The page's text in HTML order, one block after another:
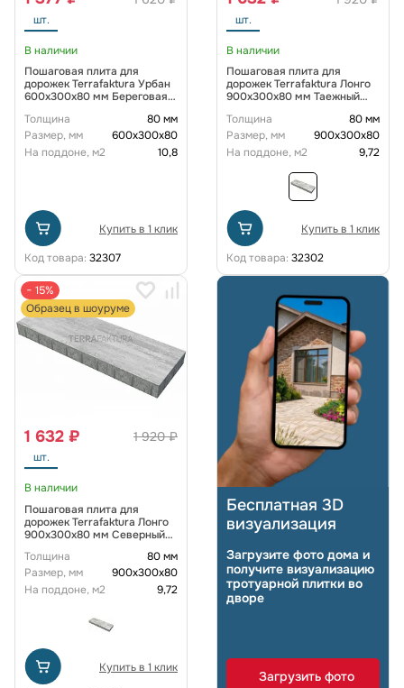
шт.
В наличии
Пошаговая плита для
дорожек Terrafaktura Урбан
600x300x80 мм Береговая
Толщина
80 мм
Размер, мм
600х300х80
На поддоне, м2
10,8
Купить в 1 клик
Код товара: 32307
шт.
В наличии
Пошаговая плита для
дорожек Terrafaktura Лонго
900х300х80 мм Таежный
Толщина
80 мм
Размер, мм
900x300x80
На поддоне, м2
9,72
Купить в 1 клик
Код товара: 32302
− 15%
Образец в шоуруме
1 920 ₽
1 632 ₽
шт.
В наличии
Пошаговая плита для
дорожек Terrafaktura Лонго
900x300x80 мм Северный
Толщина
80 мм
Размер, мм
900x300x80
На поддоне, м2
9,72
Купить в 1 клик
Бесплатная 3D
визуализация
Загрузите фото дома и
получите визуализацию
тротуарной плитки во
дворе
Загрузить фото